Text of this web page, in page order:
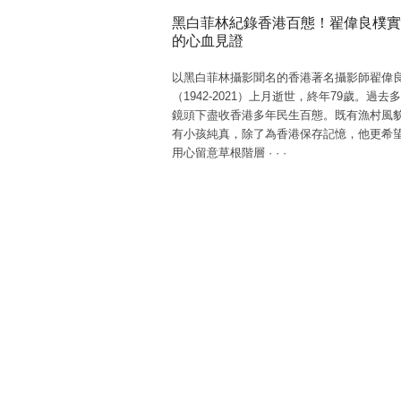
黑白菲林紀錄香港百態！翟偉良樸
的心血見證
以黑白菲林攝影聞名的香港著名攝影師翟偉
（1942-2021）上月逝世，終年79歲。過去
鏡頭下盡收香港多年民生百態。既有漁村風
有小孩純真，除了為香港保存記憶，他更希
用心留意草根階層 · · ·